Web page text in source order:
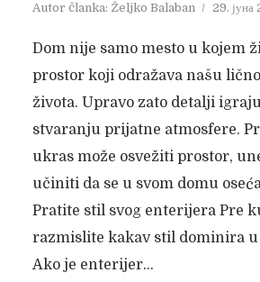
Autor članka: Željko Balaban 29. јуна
Dom nije samo mesto u kojem
prostor koji odražava našu
života. Upravo zato detalji
stvaranju prijatne atmosfere.
ukras može osvežiti prostor,
učiniti da se u svom domu
Pratite stil svog enterijera Pre
razmislite kakav stil dominira u
Ako je enterijer...